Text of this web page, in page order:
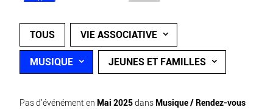
TOUS VIE ASSOCIATIVE
MUSIQUE JEUNES ET FAMILLES
Pas d'événément en Mai 2025dans Musique / Rendez-vous